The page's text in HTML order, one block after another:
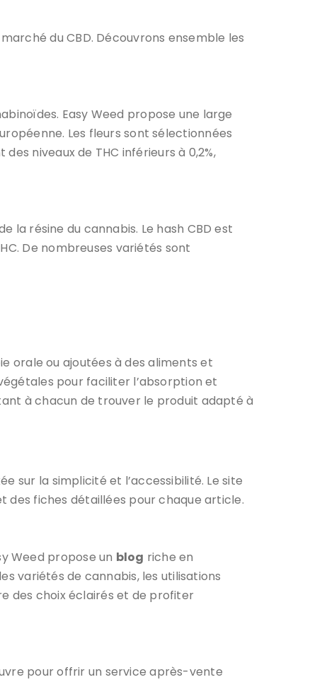
du CBD. Découvrons ensemble les
Easy Weed propose une large
Les fleurs sont sélectionnées
niveaux de THC inférieurs à 0,2%,
la résine du cannabis. Le hash CBD est
De nombreuses variétés sont
orale ou ajoutées à des aliments et
pour faciliter l’absorption et
à chacun de trouver le produit adapté à
sur la simplicité et l’accessibilité. Le site
fiches détaillées pour chaque article.
Weed propose un blog riche en
variétés de cannabis, les utilisations
des choix éclairés et de profiter
pour offrir un service après-vente